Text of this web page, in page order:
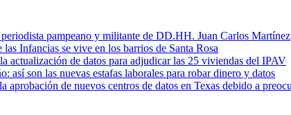
pampeano y militante de DD.HH. Juan Carlos Martínez
Infancias se vive en los barrios de Santa Rosa
actualización de datos para adjudicar las 25 viviendas del IPAV
así son las nuevas estafas laborales para robar dinero y datos
aprobación de nuevos centros de datos en Texas debido a